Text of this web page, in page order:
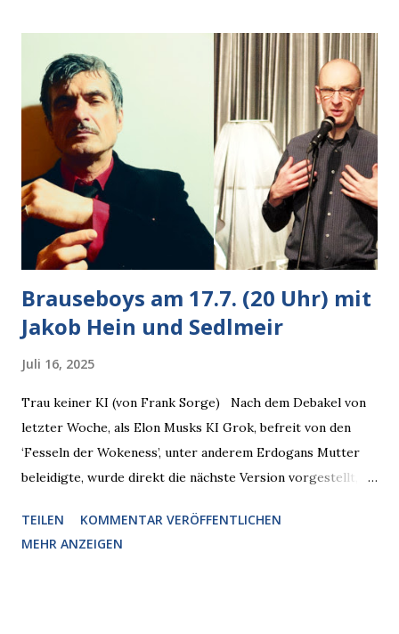
Krähe und ihn an, er die Krähe und mich, wir lächelten
gleichzeitig amüsiert. “Vorsicht!”, sagte ich zu ihm, “im
Wedding muss man immer aufpassen!” “Mach ich!”,
bestätigte der freundliche Nachbar, "Hab alles im Blick!”
Wir fixierten die ertappte Krähe, die sich zurückzog.
Heute ging sie leer aus, Abspann, Ende. Die Brauseboys am
Donnerstag, 4.6. (20 Uhr) Mit Mareike Barmeyer , Jobinski
und Bjarne Haus der Sinne (Ystader St...
Brauseboys am 17.7. (20 Uhr) mit
Jakob Hein und Sedlmeir
Juli 16, 2025
Trau keiner KI (von Frank Sorge) Nach dem Debakel von
letzter Woche, als Elon Musks KI Grok, befreit von den
‘Fesseln der Wokeness’, unter anderem Erdogans Mutter
beleidigte, wurde direkt die nächste Version vorgestellt,
radikalisierte, weil sie ohnehin kurz vor dem Austausch
stand. Das ist sogar recht logisch, aber nicht, um den
TEILEN
KOMMENTAR VERÖFFENTLICHEN
MEHR ANZEIGEN